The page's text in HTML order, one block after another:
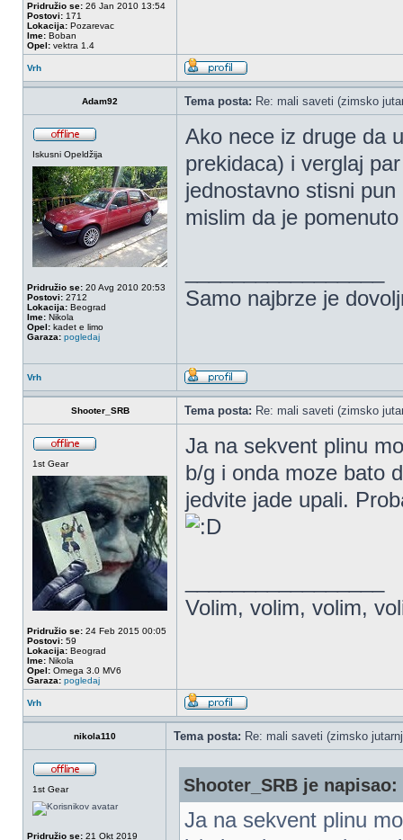
Pridružio se: 26 Jan 2010 13:54
Postovi: 171
Lokacija: Pozarevac
Ime: Boban
Opel: vektra 1.4
Vrh
Adam92 Tema posta: Re: mali saveti (zimsko
Iskusni Opeldžija
Pridružio se: 20 Avg 2010 20:53
Postovi: 2712
Lokacija: Beograd
Ime: Nikola
Opel: kadet e limo
Garaza: pogledaj
Ako nece iz druge da
prekidaca) i verglaj
jednostavno stisni
mislim da je
Samo najbrze je
Vrh
Shooter_SRB Tema posta: Re: mali saveti (zimsko
1st Gear
Pridružio se: 24 Feb 2015 00:05
Postovi: 59
Lokacija: Beograd
Ime: Nikola
Opel: Omega 3.0 MV6
Garaza: pogledaj
Ja na sekvent plinu
b/g i onda moze bato
jedvite jade upali.
Volim, volim, volim,
Vrh
nikola110 Tema posta: Re: mali saveti (zimsko
1st Gear
Pridružio se: 21 Okt 2019
Shooter_SRB je napisao:
Ja na sekvent plinu